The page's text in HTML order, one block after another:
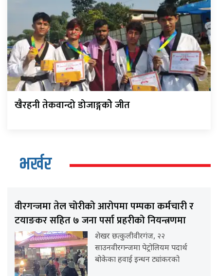
खैरहनी तेकवान्दो डोजाङ्गकोे जीत
भर्खर
वीरगन्जमा तेल चोरीको आरोपमा पम्पका कर्मचारी र
टयाङकर सहित ७ जना पर्सा प्रहरीको नियन्त्रणमा
शेखर छत्कुलीवीरगंज, २२
साउनवीरगन्जमा पेट्रोलियम पदार्थ
बोकेका हवाई इन्धन ट्यांकरको